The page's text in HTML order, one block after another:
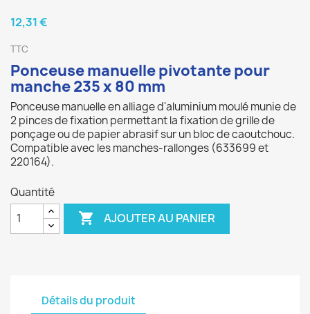
12,31 €
TTC
Ponceuse manuelle pivotante pour
manche 235 x 80 mm
Ponceuse manuelle en alliage d'aluminium moulé munie de
2 pinces de fixation permettant la fixation de grille de
ponçage ou de papier abrasif sur un bloc de caoutchouc.
Compatible avec les manches-rallonges (633699 et
220164).
Quantité
 AJOUTER AU PANIER
Détails du produit